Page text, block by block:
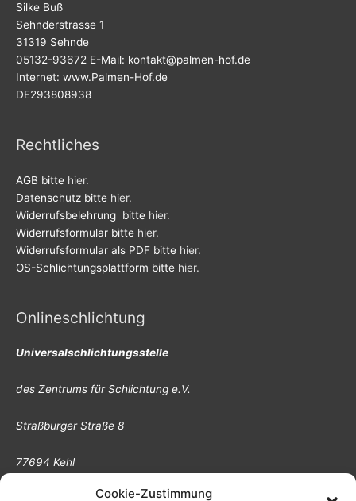
Cookie-Zustimmung
Silke Buß
Sehnderstrasse 1
31319 Sehnde
05132-93672 E-Mail: kontakt@palmen-hof.de
Internet: www.Palmen-Hof.de
DE293808938
Rechtliches
AGB bitte hier.
Datenschutz bitte hier.
Widerrufsbelehrung bitte hier.
Widerrufsformular bitte hier.
Widerrufsformular als PDF bitte hier.
OS-Schlichtungsplattform bitte hier.
Onlineschlichtung
Universalschlichtungsstelle
des Zentrums für Schlichtung e.V.
Straßburger Straße 8
77694 Kehl
Die Europäische Kommission stellt eine Plattform für die